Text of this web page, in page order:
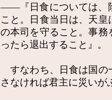
――『日食については、
こと。日食当日は、天
の本司を守ること。事
ったら退出すること』。
すなわち、日食は国の
さなければ君主に災いが